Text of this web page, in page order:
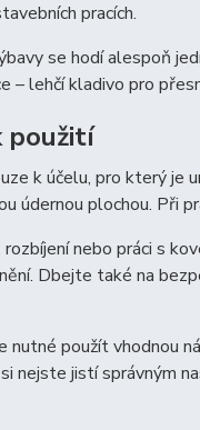
pracích.
se hodí alespoň
– lehčí kladivo pro
použití
k účelu, pro který je
údernou plochou. Při
nebo práci s
Dbejte také na
nutné použít vhodnou
nejste jistí správným